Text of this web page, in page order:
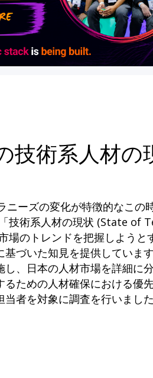
技術系人材の
ニーズの変化が特徴的なこの
技術系人材の現状 (State of
場のトレンドを把握しようと
づいた知見を提供していま
し、日本の人材市場を詳細に
ための人材確保における優
者を対象に調査を行いました